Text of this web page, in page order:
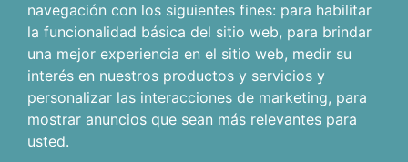
navegación con los siguientes fines: para habilitar
la funcionalidad básica del sitio web, para brindar
una mejor experiencia en el sitio web, medir su
interés en nuestros productos y servicios y
personalizar las interacciones de marketing, para
mostrar anuncios que sean más relevantes para
usted.